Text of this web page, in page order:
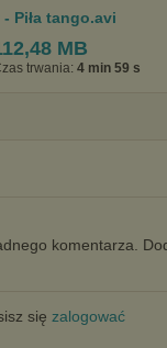
Piła tango.avi
MB
trwania: 4 min 59 s
komentarza.
się zalogować